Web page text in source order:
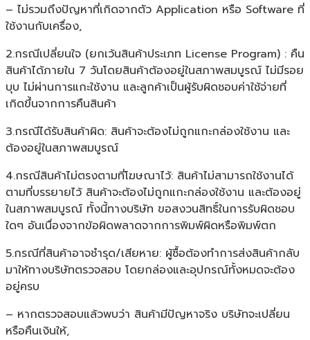
– ไม่รวมถึงปัญหาที่เกิดจากตัว Application หรือ Software ที่
ใช้งานกับเครื่อง,
2.กรณีเปลี่ยนใจ (ยกเว้นสินค้าประเภท License Program) : คืน
สินค้าได้ภายใน 7 วันโดยสินค้าต้องอยู่ในสภาพสมบูรณ์ ไม่มีรอย
บุบ ไม่ผ่านการแกะใช้งาน และลูกค้าเป็นผู้รับผิดชอบค่าใช้จ่ายที่
เกิดขึ้นจากการคืนสินค้า
3.กรณีได้รับสินค้าผิด: สินค้าจะต้องไม่ถูกแกะกล่องใช้งาน และ
ต้องอยู่ในสภาพสมบูรณ์
4.กรณีสินค้าไม่ตรงตามที่โฆษณาไว้: สินค้าไม่สามารถใช้งานได้
ตามที่บรรยายไว้ สินค้าจะต้องไม่ถูกแกะกล่องใช้งาน และต้องอยู่
ในสภาพสมบูรณ์ ทั้งนี้ทางบริษัท ขอสงวนสิทธิ์ในการรับผิดชอบ
ใดๆ อันเนื่องจากข้อผิดพลาดจากการพิมพ์ผิดหรือพิมพ์ตก
5.กรณีที่สินค้าอาจชำรุด/เสียหาย: ผู้ซื้อต้องทำการส่งสินค้ากลับ
มาให้ทางบริษัทตรวจสอบ โดยกล่องและอุปกรณ์ทั้งหมดจะต้อง
อยู่ครบ
– หากตรวจสอบแล้วพบว่า สินค้ามีปัญหาจริง บริษัทจะเปลี่ยน
หรือคืนเงินให้,